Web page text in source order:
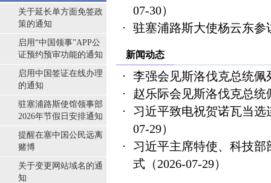
关于延长单方面免签政
策的通知
启用“中国领事”APP公
证预约预审功能的通知
启用中国签证在线办理
的通知
驻塞浦路斯使馆领事部
2026年节假日安排通知
提醒在塞中国公民远离
赌博
关于变更网站域名的通
知
07-30）
驻塞浦路斯大使杨云东参
新闻动态
李强会见斯洛伐克总统佩
赵乐际会见斯洛伐克总统
习近平致电祝贺诺瓦当
07-29）
习近平主席特使、科技
式 （2026-07-29）